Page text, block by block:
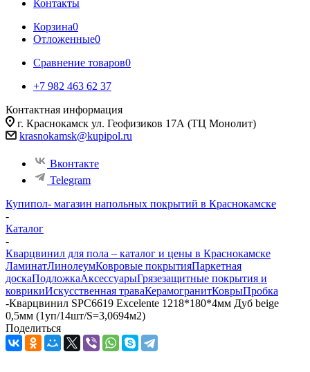
Контакты
Корзина0
Отложенные0
Сравнение товаров0
+7 982 463 62 37
Контактная информация
г. Краснокамск ул. Геофизиков 17А (ТЦ Монолит)
krasnokamsk@kupipol.ru
Вконтакте
Telegram
Купипол- магазин напольных покрытий в Краснокамске
-
Каталог
-
Кварцвинил для пола – каталог и цены в Краснокамске
ЛаминатЛинолеумКовровые покрытияПаркетная
доскаПодложкаАксессуарыГрязезащитные покрытия и
коврикиИскусственная траваКерамогранитКоврыПробка
-Кварцвинил SPC6619 Excelente 1218*180*4мм Дуб beige
0,5мм (1уп/14шт/S=3,0694м2)
Поделиться